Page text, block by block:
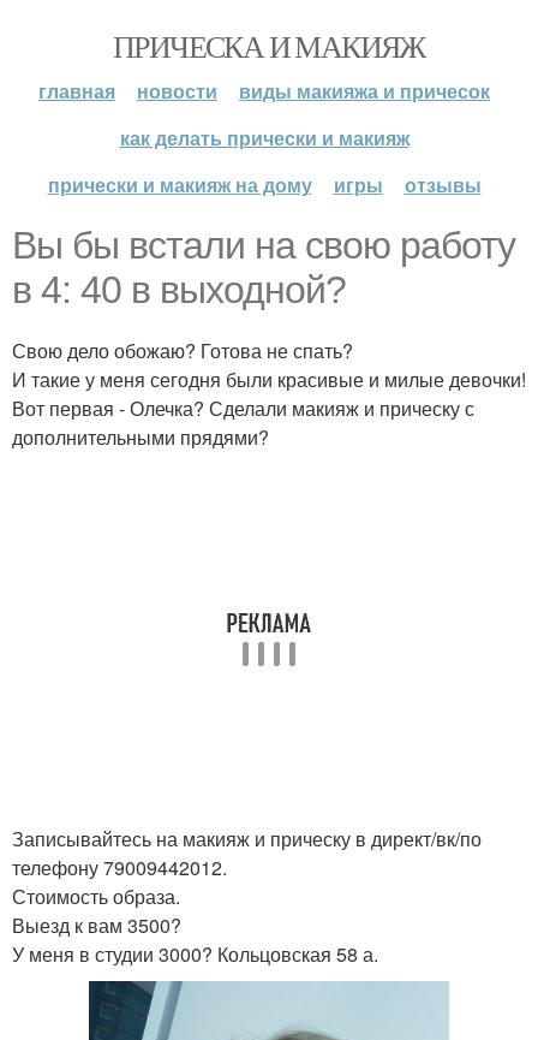
ПРИЧЕСКА И МАКИЯЖ
главная новости
виды макияжа и причесок
как делать прически и макияж
прически и макияж на дому
игры отзывы
Вы бы встали на свою работу
в 4: 40 в выходной?
Свою дело обожаю? Готова не спать?
И такие у меня сегодня были красивые и милые девочки!
Вот первая - Олечка? Сделали макияж и прическу с
дополнительными прядями?
Записывайтесь на макияж и прическу в директ/вк/по
телефону 79009442012.
Стоимость образа.
Выезд к вам 3500?
У меня в студии 3000? Кольцовская 58 а.